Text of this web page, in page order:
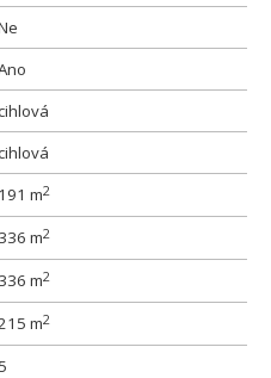
191 m2
336 m2
336 m2
m2
5